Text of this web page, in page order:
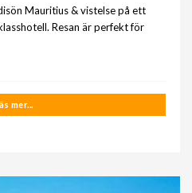
Mauritius & vistelse på ett
Resan är perfekt för
mer...